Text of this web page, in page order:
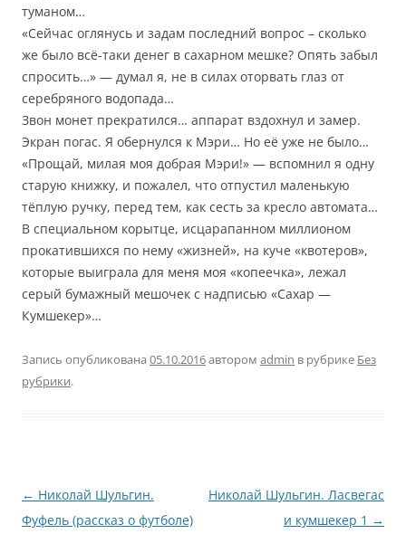
туманом…
«Сейчас оглянусь и задам последний вопрос – сколько
же было всё-таки денег в сахарном мешке? Опять забыл
спросить…» — думал я, не в силах оторвать глаз от
серебряного водопада…
Звон монет прекратился… аппарат вздохнул и замер.
Экран погас. Я обернулся к Мэри… Но её уже не было…
«Прощай, милая моя добрая Мэри!» — вспомнил я одну
старую книжку, и пожалел, что отпустил маленькую
тёплую ручку, перед тем, как сесть за кресло автомата…
В специальном корытце, исцарапанном миллионом
прокатившихся по нему «жизней», на куче «квотеров»,
которые выиграла для меня моя «копеечка», лежал
серый бумажный мешочек с надписью «Сахар —
Кумшекер»…
Запись опубликована 05.10.2016автором admin в рубрике Без
рубрики.
Навигация
по
← Николай Шульгин.
Фуфель (рассказ о футболе)
Николай Шульгин. Ласвегас
и кумшекер 1 →